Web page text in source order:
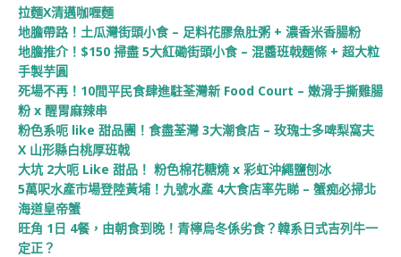
拉麵X清邁咖喱麵
地膽帶路！土瓜灣街頭小食 – 足料花膠魚肚粥 + 濃香米香腸粉
地膽推介！$150 掃盡 5大紅磡街頭小食 – 混醬班戟麵條 + 超大粒
手製芋圓
死場不再！10間平民食肆進駐荃灣新 Food Court – 嫩滑手撕雞腸
粉 x 醒胃麻辣串
粉色系呃 like 甜品團！食盡荃灣 3大潮食店 – 玫瑰士多啤梨窩夫
X 山形縣白桃厚班戟
大坑 2大呃 Like 甜品！ 粉色棉花糖燒 x 彩虹沖繩鹽刨冰
5萬呎水產市場登陸黃埔！九號水產 4大食店率先睇 – 蟹痴必掃北
海道皇帝蟹
旺角 1日 4餐，由朝食到晚！青檸烏冬係劣食？韓系日式吉列牛一
定正？